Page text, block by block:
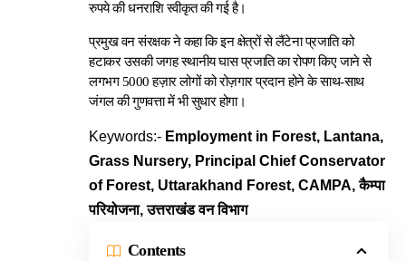
रुपये की धनराशि स्वीकृत की गई है।
प्रमुख वन संरक्षक ने कहा कि इन क्षेत्रों से लैंटेना प्रजाति को
हटाकर उसकी जगह स्थानीय घास प्रजाति का रोपण किए जाने से
लगभग 5000 हज़ार लोगों को रोज़गार प्रदान होने के साथ-साथ
जंगल की गुणवत्ता में भी सुधार होगा।
Keywords:- Employment in Forest, Lantana,
Grass Nursery, Principal Chief Conservator
of Forest, Uttarakhand Forest, CAMPA, कैम्पा
परियोजना, उत्तराखंड वन विभाग
Contents